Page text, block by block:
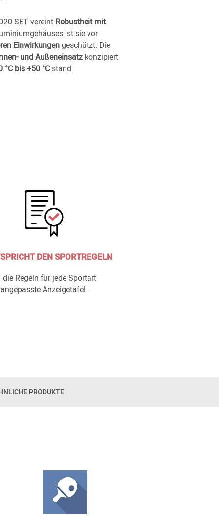
SET vereint Robustheit mit
ist sie vor
Einwirkungengeschützt. Die
und Außeneinsatz konzipiert
°C bis +50 °Cstand.
DEN SPORTREGELN
die Regeln für jede Sportart
angepasste Anzeigetafel.
PRODUKTE